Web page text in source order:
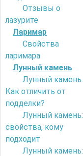
Отзывы о
лазурите
Ларимар
Свойства
ларимара
Лунный камень
Лунный камень.
Как отличить от
подделки?
Лунный камень:
свойства, кому
подходит
Лунный камень: